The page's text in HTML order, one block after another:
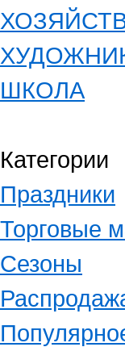
ШКОЛА
Категории
Праздники
Торговые
Сезоны